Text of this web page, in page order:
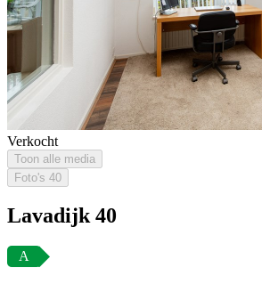
Verkocht
Toon alle media
Foto's 40
Lavadijk 40
A